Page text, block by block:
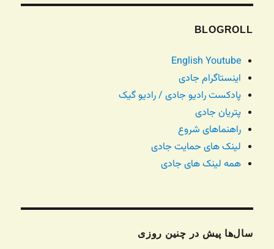
BLOGROLL
English Youtube
اینستاگرام جادی
پادکست رادیو جادی / رادیو گیک
پتریان جادی
راهنماهای شروع
لینک های حمایت جادی
همه لینک های جادی
سال‌ها پیش در چنین روزی